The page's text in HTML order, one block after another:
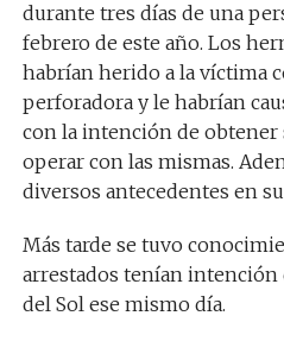
durante tres días de una
febrero de este año. Los
habrían herido a la víctima
perforadora y le habrían
con la intención de obtener
operar con las mismas.
diversos antecedentes en
Más tarde se tuvo
arrestados tenían intención
del Sol ese mismo día.